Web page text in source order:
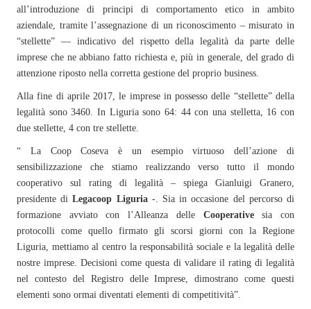
all’introduzione di principi di comportamento etico in ambito
aziendale, tramite l’assegnazione di un riconoscimento – misurato in
“stellette” — indicativo del rispetto della legalità da parte delle
imprese che ne abbiano fatto richiesta e, più in generale, del grado di
attenzione riposto nella corretta gestione del proprio business.
Alla fine di aprile 2017, le imprese in possesso delle “stellette” della
legalità sono 3460. In Liguria sono 64: 44 con una stelletta, 16 con
due stellette, 4 con tre stellette.
“ La Coop Coseva è un esempio virtuoso dell’azione di
sensibilizzazione che stiamo realizzando verso tutto il mondo
cooperativo sul rating di legalità – spiega Gianluigi Granero,
presidente diLegacoop Liguria-. Sia in occasione del percorso di
formazione avviato con l’Alleanza delle Cooperativesia con
protocolli come quello firmato gli scorsi giorni con la Regione
Liguria, mettiamo al centro la responsabilità sociale e la legalità delle
nostre imprese. Decisioni come questa di validare il rating di legalità
nel contesto del Registro delle Imprese, dimostrano come questi
elementi sono ormai diventati elementi di competitività”.